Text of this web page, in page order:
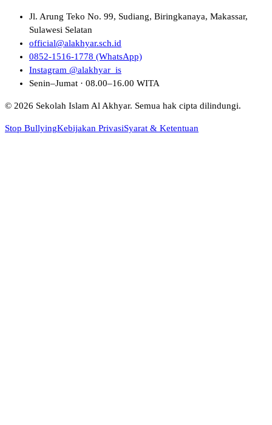
Jl. Arung Teko No. 99, Sudiang, Biringkanaya, Makassar,
Sulawesi Selatan
official@alakhyar.sch.id
0852-1516-1778 (WhatsApp)
Instagram @alakhyar_is
Senin–Jumat · 08.00–16.00 WITA
© 2026 Sekolah Islam Al Akhyar. Semua hak cipta dilindungi.
Stop BullyingKebijakan PrivasiSyarat & Ketentuan